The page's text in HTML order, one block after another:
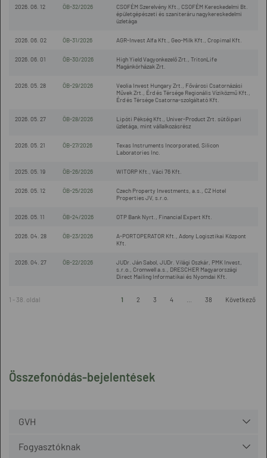
Összefonódás-bejelentések
GVH
Fogyasztóknak
2026. 06. 12 ÖB-32/2026
CSOFÉM Szerelvény Kft., CSOFÉM Kereskedelmi Bt.
épületgépészeti és szaniteráru nagykereskedelmi
üzletága
2026. 06. 02 ÖB-31/2026 AGR-Invest Alfa Kft., Geo-Milk Kft., Cropimal Kft.
2026. 06. 01 ÖB-30/2026
High Yield Vagyonkezelő Zrt., TritonLife
Magánkórházak Zrt.
2026. 05. 28 ÖB-29/2026
Veolia Invest Hungary Zrt., Fővárosi Csatornázási
Művek Zrt., Érd és Térsége Regionális Víziközmű Kft.,
Érd és Térsége Csatorna-szolgáltató Kft.
2026. 05. 27 ÖB-28/2026
Lipóti Pékség Kft., Univer-Product Zrt. sütőipari
üzletága, mint vállalkozásrész
2026. 05. 21 ÖB-27/2026
Texas Instruments Incorporated, Silicon
Laboratories Inc.
2025. 05. 19 ÖB-26/2026 WITORP Kft., Váci 76 Kft.
2026. 05. 12 ÖB-25/2026
Czech Property Investments, a.s., CZ Hotel
Properties JV, s.r.o.
2026. 05. 11 ÖB-24/2026 OTP Bank Nyrt., Financial Expert Kft.
2026. 04. 28 ÖB-23/2026
A-PORTOPERATOR Kft., Adony Logisztikai Központ
Kft.
2026. 04. 27 ÖB-22/2026
JUDr. Ján Sabol, JUDr. Világi Oszkár, PMK Invest,
s.r.o., Cromwell a.s., DRESCHER Magyarországi
Direct Mailing Informatikai és Nyomdai Kft.
1 - 38. oldal 1 2 3 4 38 Következő